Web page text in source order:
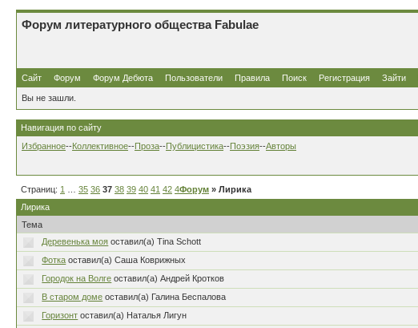
Форум литературного общества Fabulae
Сайт Форум Форум Дебюта Пользователи Правила Поиск Регистрация Зайти
Вы не зашли.
Навигация по сайту
Избранное--Коллективное--Проза--Публицистика--Поэзия--Авторы
Страниц: 1 35 36 37 38 39 40 41 42 43…80
Форум » Лирика
Лирика
Тема
Деревенька моя оставил(а) Tina Schott
Фотка оставил(а) Саша Коврижных
Городок на Волге оставил(а) Андрей Кротков
В старом доме оставил(а) Галина Беспалова
Горизонт оставил(а) Наталья Лигун